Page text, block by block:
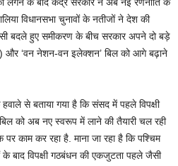
विधानसभा चुनावों के नतीजों ने देश की
बदले हुए समीकरण के बीच सरकार अपने दो बड़े
और ‘वन नेशन-वन इलेक्शन’ बिल को आगे बढ़ाने
से बताया गया है कि संसद में पहले विपक्षी
को अब नए स्वरूप में लाने की तैयारी चल रही
काम कर रहा है. माना जा रहा है कि पश्चिम
बाद विपक्षी गठबंधन की एकजुटता पहले जैसी